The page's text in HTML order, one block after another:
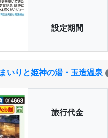
設定期間
いりと姫神の湯・玉造温泉
旅行代金